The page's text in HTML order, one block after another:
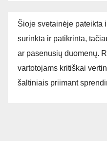
Šioje svetainėje pateikta
surinkta ir patikrinta,
ar pasenusių duomenų.
vartotojams kritiškai
šaltiniais priimant